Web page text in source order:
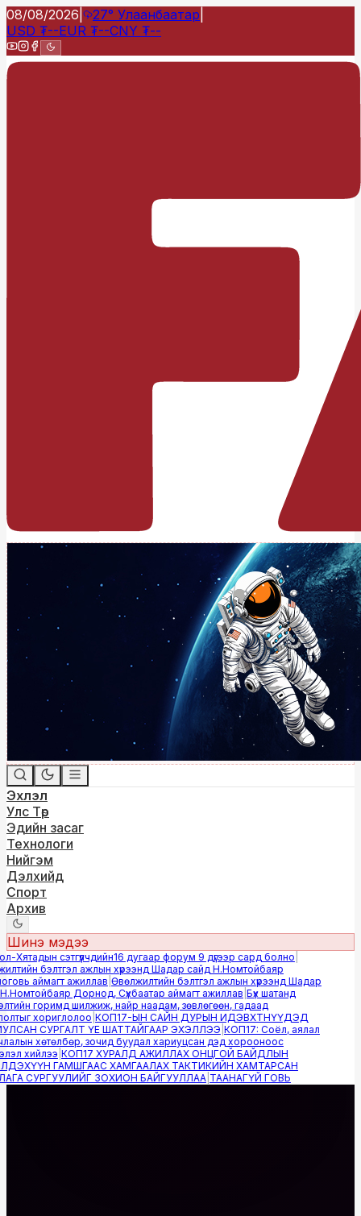
08/08/2026 27° Улаанбаатар
USD ₮--EUR ₮--CNY ₮--
Эхлэл
Улс Төр
Эдийн засаг
Технологи
Нийгэм
Дэлхийд
Спорт
Архив
Шинэ мэдээ
сэтгүүлчдийн16 дугаар форум 9 дүгээр сард болно|
бэлтгэл ажлын хүрээнд Шадар сайд Н.Номтойбаяр
аймагт ажиллав|Өвөлжилтийн бэлтгэл ажлын хүрээнд Шадар
Дорнод, Сүхбаатар аймагт ажиллав|Бүх шатанд
горимд шилжиж, найр наадам, зөвлөгөөн, гадаад
хориглолоо|КОП17-ЫН САЙН ДУРЫН ИДЭВХТНҮҮДЭД
СУРГАЛТ ҮЕ ШАТТАЙГААР ЭХЭЛЛЭЭ|КОП17: Соёл, аялал
хөтөлбөр, зочид буудал хариуцсан дэд хорооноос
хийлээ|КОП17 ХУРАЛД АЖИЛЛАХ ОНЦГОЙ БАЙДЛЫН
ГАМШГААС ХАМГААЛАХ ТАКТИКИЙН ХАМТАРСАН
СУРГУУЛИЙГ ЗОХИОН БАЙГУУЛЛАА|ТААНАГҮЙ ГОВЬ